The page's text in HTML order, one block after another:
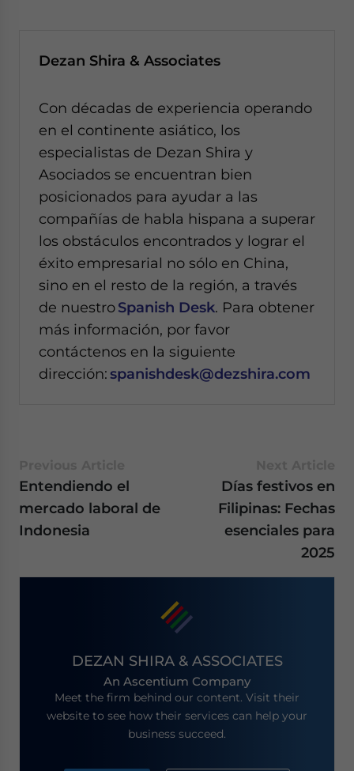
Dezan Shira & Associates
Con décadas de experiencia operando
en el continente asiático, los
especialistas de Dezan Shira y
Asociados se encuentran bien
posicionados para ayudar a las
compañías de habla hispana a superar
los obstáculos encontrados y lograr el
éxito empresarial no sólo en China,
sino en el resto de la región, a través
de nuestroSpanish Desk. Para obtener
más información, por favor
contáctenos en la siguiente
dirección:spanishdesk@dezshira.com
Entendiendo el
mercado laboral de
Indonesia
Días festivos en
Filipinas: Fechas
esenciales para
2025
DEZAN SHIRA & ASSOCIATES
An Ascentium Company
Meet the firm behind our content. Visit their
website to see how their services can help your
business succeed.